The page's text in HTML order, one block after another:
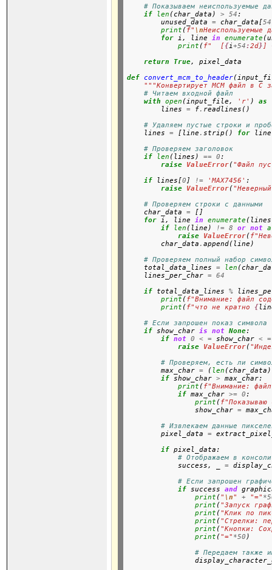
# Показываем неиспользуемые
if
len (char_data) > 54 :
        unused_data
= char_data[54
print (f" \nНеиспользуемые
for i, line in enumerate
print (f"  [{i+54:2d} ]
return
True, pixel_data
def convert_mcm_to_header
"""Конвертирует MCM файл в C
# Читаем входной файл
with
open (input_file, 'r' ) as
        lines
= f. readlines()
# Удаляем пустые строки и
    lines
= [line .strip() for
# Проверяем заголовок
if
len (lines) == 0 :
raise
ValueError("Файл
if lines[0 ] != 'MAX7456' :
raise
ValueError(
# Проверяем строки с данными
    char_data
=
[]
for i, line in enumerate
if
len (line) != 8 or not
raise
ValueError(
        char_data
.append(line)
# Проверяем полный набор
    total_data_lines
= len
    lines_per_char
=
64
if total_data_lines %
print (f"Внимание: файл
print (f"что не кратно {
# Если запрошен показ символа
if show_char is not None:
if not 0 < = show_char <
=
raise
ValueError(
# Проверяем, есть ли
        max_char
= (len
if show_char >
max_char:
print (f"Внимание:
if max_char >= 0 :
print (f"Показываю
                show_char
=
# Извлекаем данные
        pixel_data
=
if pixel_data:
# Отображаем в
            success, _
=
# Если запрошен
if success and
print (" \n" + "="
print ("Запуск
print ("Клик по
print ("Стрелки:
print ("Кнопки:
print ("=" *50)
# Передаем также